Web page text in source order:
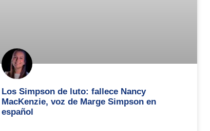
Los Simpson de luto: fallece Nancy
MacKenzie, voz de Marge Simpson en
español